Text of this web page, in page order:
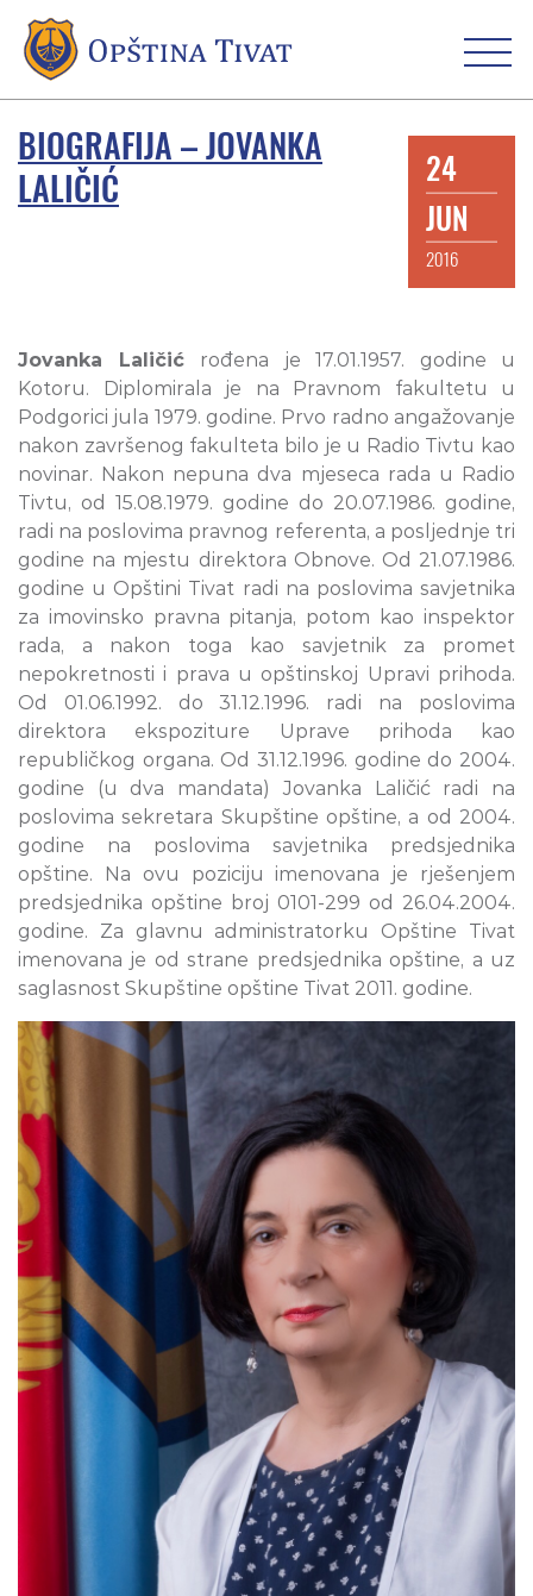
BIOGRAFIJA – JOVANKA
LALIČIĆ
24
JUN
2016
Jovanka Laličić rođena je 17.01.1957. godine u
Kotoru. Diplomirala je na Pravnom fakultetu u
Podgorici jula 1979. godine. Prvo radno angažovanje
nakon završenog fakulteta bilo je u Radio Tivtu kao
novinar. Nakon nepuna dva mjeseca rada u Radio
Tivtu, od 15.08.1979. godine do 20.07.1986. godine,
radi na poslovima pravnog referenta, a posljednje tri
godine na mjestu direktora Obnove. Od 21.07.1986.
godine u Opštini Tivat radi na poslovima savjetnika
za imovinsko pravna pitanja, potom kao inspektor
rada, a nakon toga kao savjetnik za promet
nepokretnosti i prava u opštinskoj Upravi prihoda.
Od 01.06.1992. do 31.12.1996. radi na poslovima
direktora ekspoziture Uprave prihoda kao
republičkog organa. Od 31.12.1996. godine do 2004.
godine (u dva mandata) Jovanka Laličić radi na
poslovima sekretara Skupštine opštine, a od 2004.
godine na poslovima savjetnika predsjednika
opštine. Na ovu poziciju imenovana je rješenjem
predsjednika opštine broj 0101-299 od 26.04.2004.
godine. Za glavnu administratorku Opštine Tivat
imenovana je od strane predsjednika opštine, a uz
saglasnost Skupštine opštine Tivat 2011. godine.